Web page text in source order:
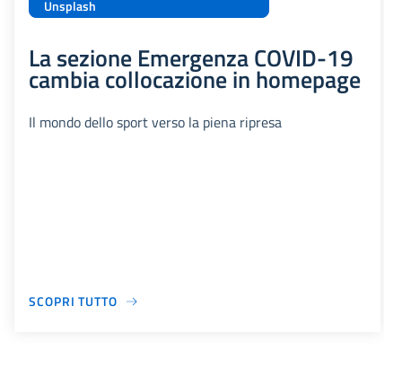
Unsplash
La sezione Emergenza COVID-19
cambia collocazione in homepage
Il mondo dello sport verso la piena ripresa
SCOPRI TUTTO